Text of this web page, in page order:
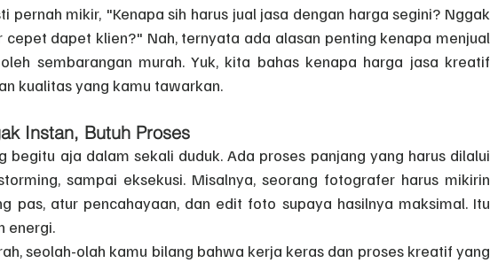
pernah mikir, "Kenapa sih harus jual jasa dengan harga segini? Nggak
cepet dapet klien?" Nah, ternyata ada alasan penting kenapa menjual
sembarangan murah. Yuk, kita bahas kenapa harga jasa kreatif
kualitas yang kamu tawarkan.
Instan, Butuh Proses
begitu aja dalam sekali duduk. Ada proses panjang yang harus dilalui
sampai eksekusi. Misalnya, seorang fotografer harus mikirin
pas, atur pencahayaan, dan edit foto supaya hasilnya maksimal. Itu
energi.
seolah-olah kamu bilang bahwa kerja keras dan proses kreatif yang